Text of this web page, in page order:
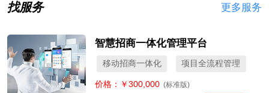
找服务 更多服务
智慧招商一体化管理平台
移动招商一体化 项目全流程管理
价格：￥300,000 (标准版)